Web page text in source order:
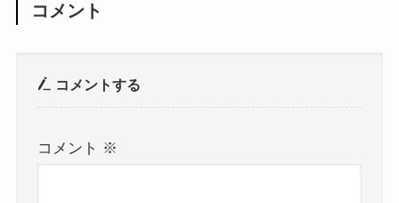
コメント
コメントする
コメント ※